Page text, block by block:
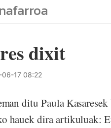
nafarroa
dixit
06-17 08:22
ditu Paula
hauek dira artikuluak: